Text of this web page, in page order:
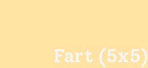
Fart (5x5)